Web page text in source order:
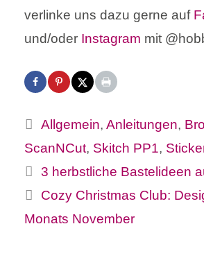
verlinke uns dazu gerne auf
und/oder Instagram mit
Kategorien
Allgemein,Anleitungen,
ScanNCut, Skitch PP1,
3 herbstliche Bastelideen
Cozy Christmas Club:
Monats November